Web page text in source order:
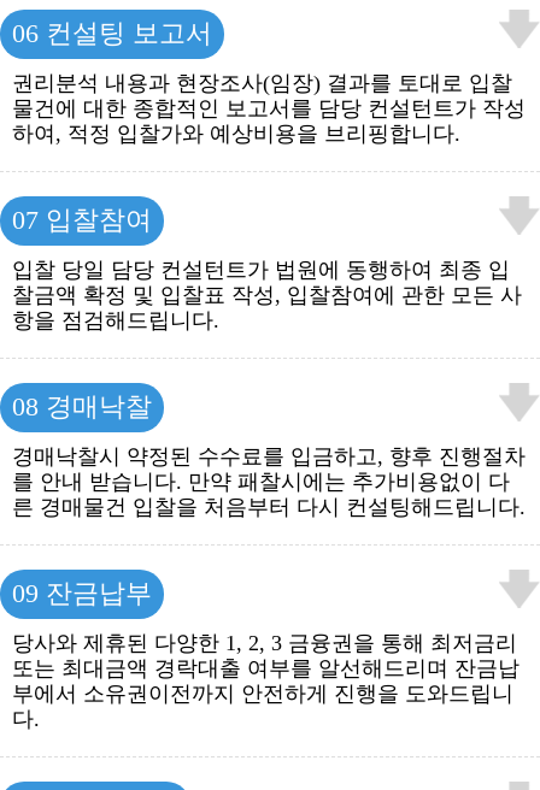
06 컨설팅 보고서
권리분석 내용과 현장조사(임장) 결과를 토대로 입찰
물건에 대한 종합적인 보고서를 담당 컨설턴트가 작성
하여, 적정 입찰가와 예상비용을 브리핑합니다.
07 입찰참여
입찰 당일 담당 컨설턴트가 법원에 동행하여 최종 입
찰금액 확정 및 입찰표 작성, 입찰참여에 관한 모든 사
항을 점검해드립니다.
08 경매낙찰
경매낙찰시 약정된 수수료를 입금하고, 향후 진행절차
를 안내 받습니다. 만약 패찰시에는 추가비용없이 다
른 경매물건 입찰을 처음부터 다시 컨설팅해드립니다.
09 잔금납부
당사와 제휴된 다양한 1, 2, 3 금융권을 통해 최저금리
또는 최대금액 경락대출 여부를 알선해드리며 잔금납
부에서 소유권이전까지 안전하게 진행을 도와드립니
다.